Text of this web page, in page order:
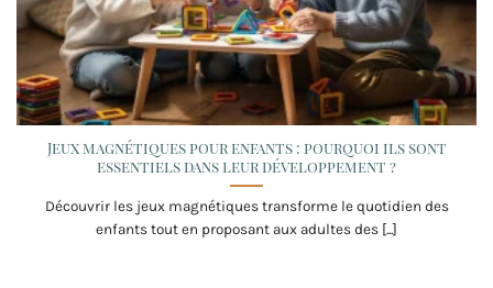
Jeux magnétiques pour enfants : pourquoi ils sont
essentiels dans leur développement ?
Découvrir les jeux magnétiques transforme le quotidien des
enfants tout en proposant aux adultes des [...]